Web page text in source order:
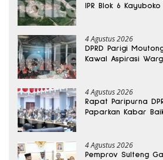
IPR Blok 6
4 Agustus 2026
DPRD Parigi
Kawal Aspirasi
4 Agustus 2026
Rapat Paripurna
Paparkan Kabar
4 Agustus 2026
Pemprov Sulteng